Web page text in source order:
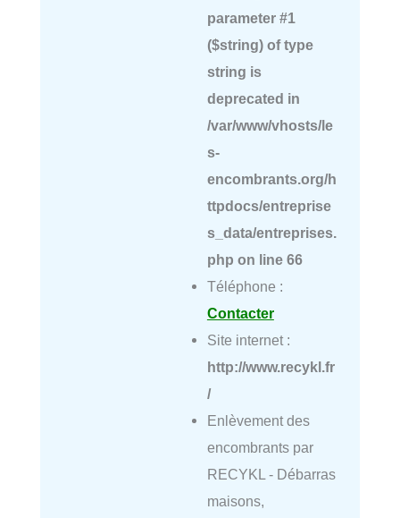
parameter #1
($string) of type
string is
deprecated in
/var/www/vhosts/le
s-
encombrants.org/h
ttpdocs/entreprise
s_data/entreprises.
php on line 66
Téléphone :
Contacter
Site internet :
http://www.recykl.fr
/
Enlèvement des
encombrants par
RECYKL - Débarras
maisons,